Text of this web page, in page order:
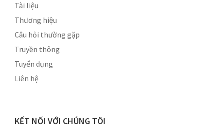
Tài liệu
Thương hiệu
Câu hỏi thường gặp
Truyền thông
Tuyển dụng
Liên hệ
KẾT NỐI VỚI CHÚNG TÔI